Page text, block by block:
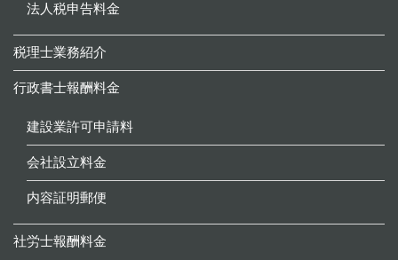
法人税申告料金
税理士業務紹介
行政書士報酬料金
建設業許可申請料
会社設立料金
内容証明郵便
社労士報酬料金